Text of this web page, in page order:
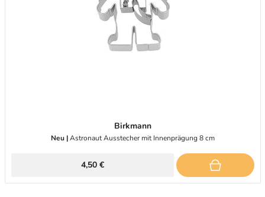
Birkmann
Neu |Astronaut Ausstecher mit Innenprägung 8 cm
4,50 €